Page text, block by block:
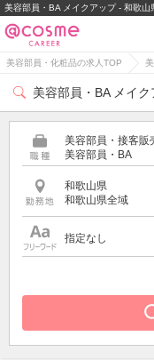
美容部員・BA メイクアップ - 和歌山
美容部員・化粧品の求人TOP
美容部員・BA メイ
美容部員・接客販
美容部員・BA
和歌山県
和歌山県全域
指定なし